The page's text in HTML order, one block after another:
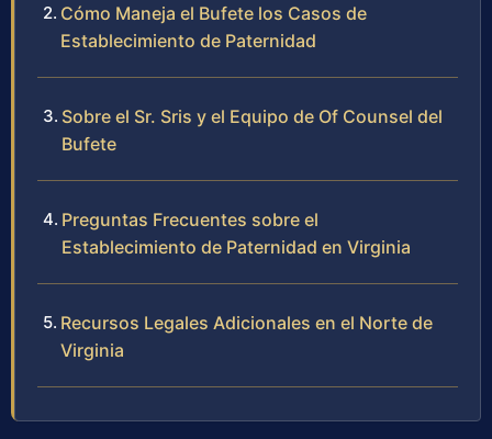
Cómo Maneja el Bufete los Casos de
Establecimiento de Paternidad
Sobre el Sr. Sris y el Equipo de Of Counsel del
Bufete
Preguntas Frecuentes sobre el
Establecimiento de Paternidad en Virginia
Recursos Legales Adicionales en el Norte de
Virginia